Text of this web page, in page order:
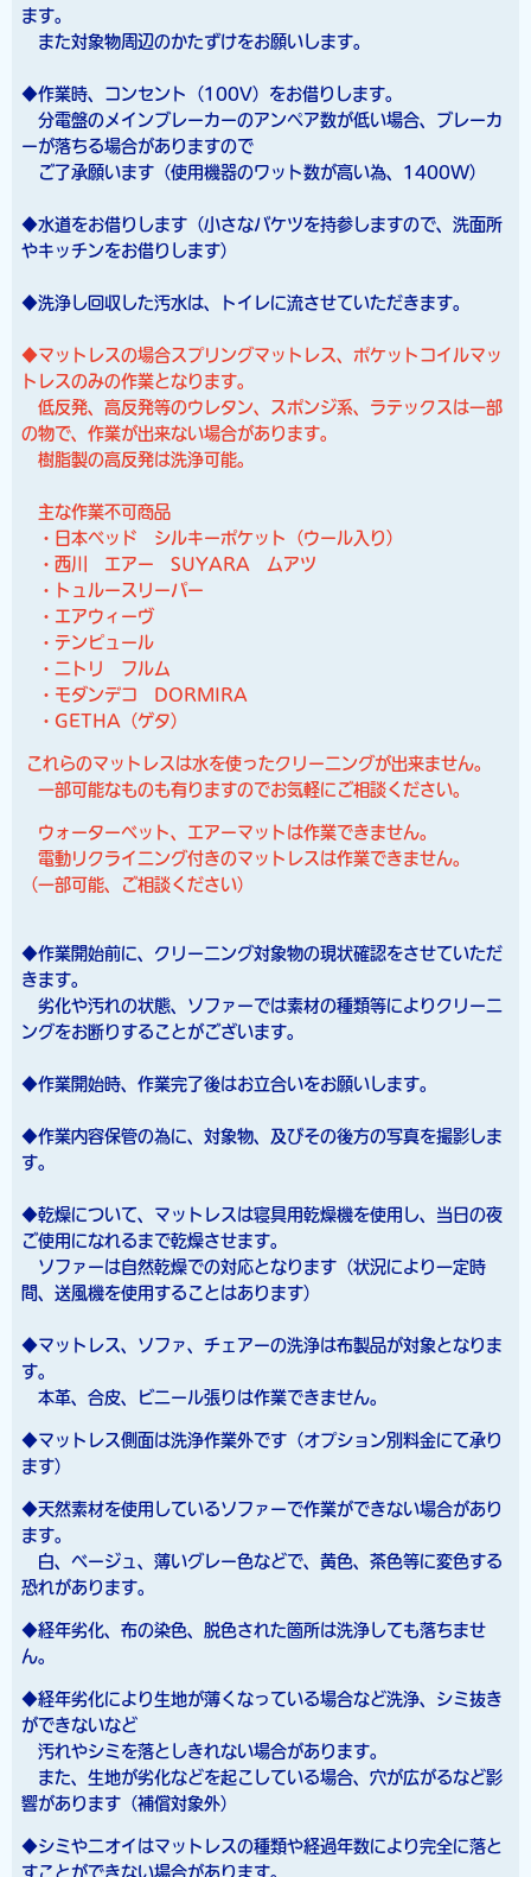
ます。
また対象物周辺のかたずけをお願いします。
◆作業時、コンセント（100V）をお借りします。
分電盤のメインブレーカーのアンペア数が低い場合、ブレーカ
ーが落ちる場合がありますので
ご了承願います（使用機器のワット数が高い為、1400W）
◆水道をお借りします（小さなバケツを持参しますので、洗面所
やキッチンをお借りします）
◆洗浄し回収した汚水は、トイレに流させていただきます。
◆マットレスの場合スプリングマットレス、ポケットコイルマッ
トレスのみの作業となります。
低反発、高反発等のウレタン、スポンジ系、ラテックスは一部
の物で、作業が出来ない場合があります。
樹脂製の高反発は洗浄可能。
主な作業不可商品
・日本ベッド シルキーポケット（ウール入り）
・西川 エアー SUYARA ムアツ
・トュルースリーパー
・エアウィーヴ
・テンピュール
・ニトリ フルム
・モダンデコ DORMIRA
・GETHA（ゲタ）
これらのマットレスは水を使ったクリーニングが出来ません。
一部可能なものも有りますのでお気軽にご相談ください。
ウォーターベット、エアーマットは作業できません。
電動リクライニング付きのマットレスは作業できません。
（一部可能、ご相談ください）
◆作業開始前に、クリーニング対象物の現状確認をさせていただ
きます。
劣化や汚れの状態、ソファーでは素材の種類等によりクリーニ
ングをお断りすることがございます。
◆作業開始時、作業完了後はお立合いをお願いします。
◆作業内容保管の為に、対象物、及びその後方の写真を撮影しま
す。
◆乾燥について、マットレスは寝具用乾燥機を使用し、当日の夜
ご使用になれるまで乾燥させます。
ソファーは自然乾燥での対応となります（状況により一定時
間、送風機を使用することはあります）
◆マットレス、ソファ、チェアーの洗浄は布製品が対象となりま
す。
本革、合皮、ビニール張りは作業できません。
◆マットレス側面は洗浄作業外です（オプション別料金にて承り
ます）
◆天然素材を使用しているソファーで作業ができない場合があり
ます。
白、ベージュ、薄いグレー色などで、黄色、茶色等に変色する
恐れがあります。
◆経年劣化、布の染色、脱色された箇所は洗浄しても落ちませ
ん。
◆経年劣化により生地が薄くなっている場合など洗浄、シミ抜き
ができないなど
汚れやシミを落としきれない場合があります。
また、生地が劣化などを起こしている場合、穴が広がるなど影
響があります（補償対象外）
◆シミやニオイはマットレスの種類や経過年数により完全に落と
すことができない場合があります。